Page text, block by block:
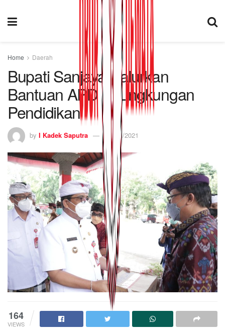
Home Daerah
Bupati Sanjaya Salurkan
Bantuan APD di Lingkungan
Pendidikan
by I Kadek Saputra 08/11/2021
164
VIEWS